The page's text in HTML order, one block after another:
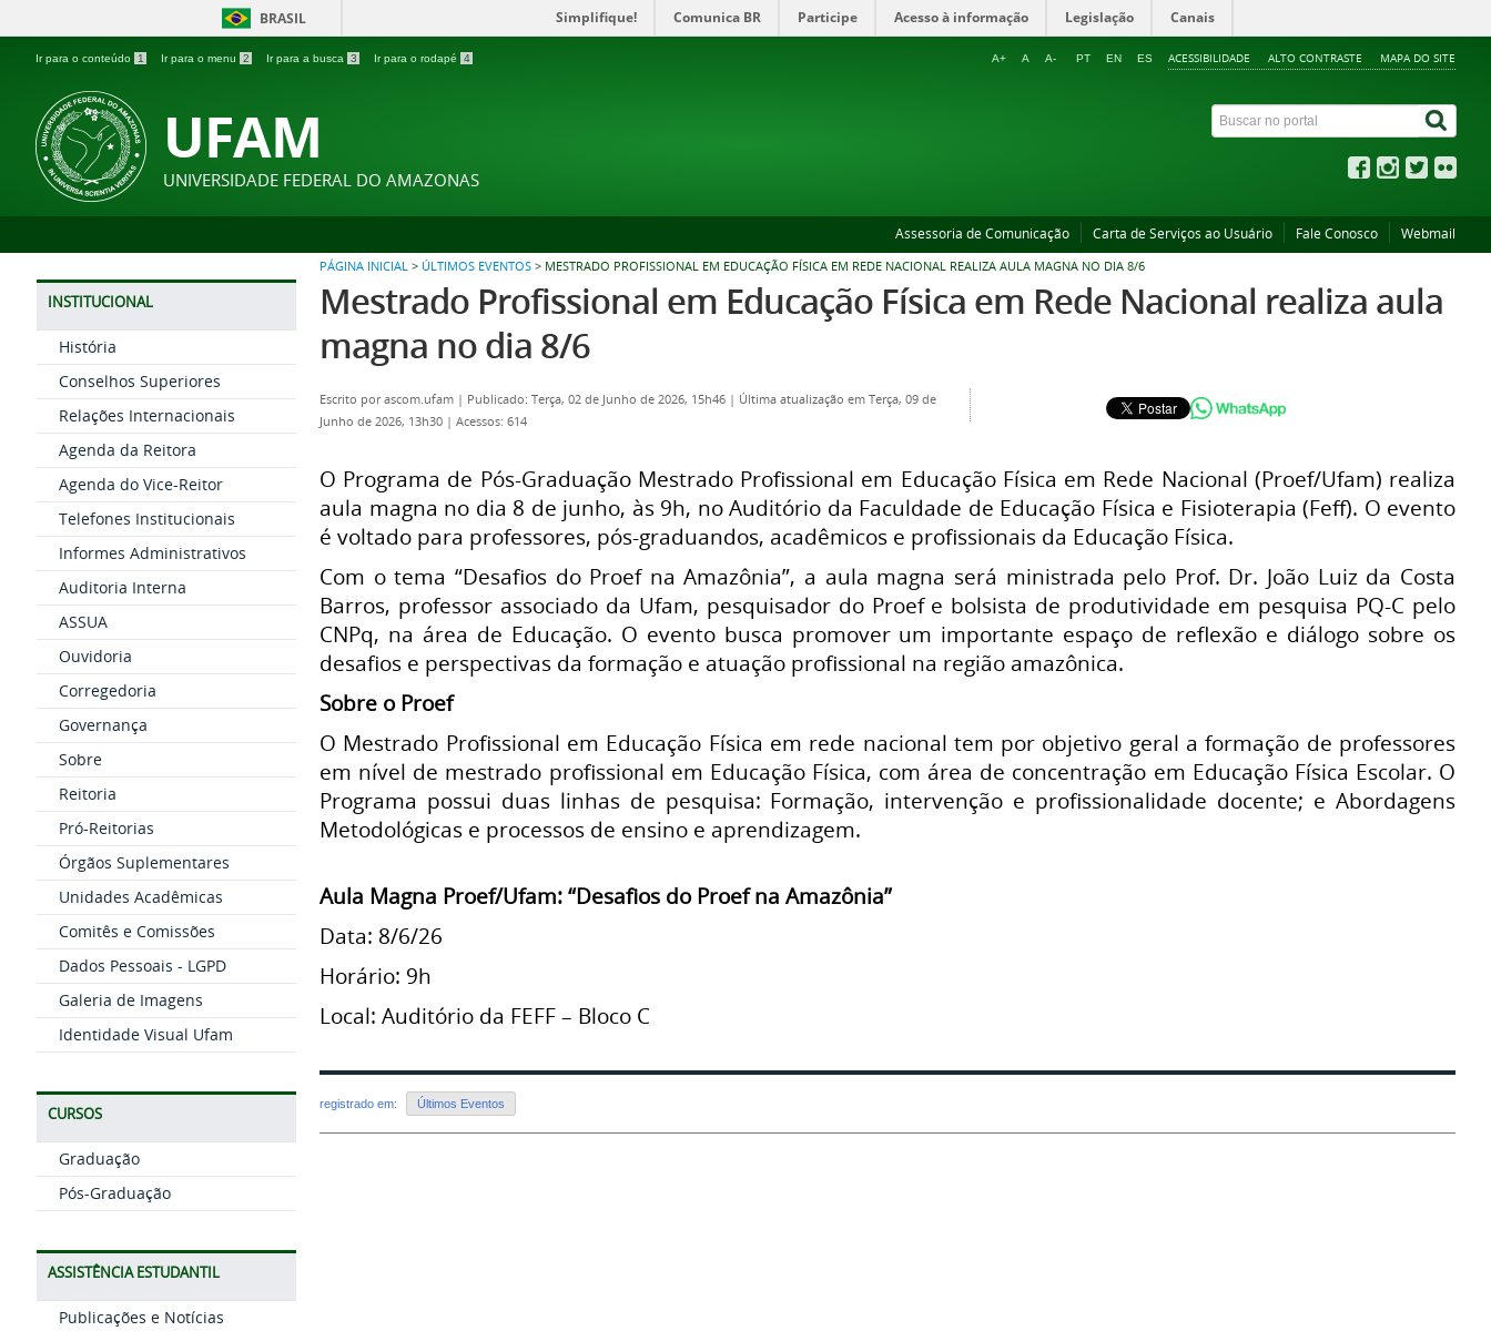
BRASIL Simplifique! Comunica BR Participe Acesso à informação Legislação Canais
Ir para o conteúdo 1 Ir para o menu 2 Ir para a busca 3 Ir para o rodapé 4 ACESSIBILIDADE ALTO CONTRASTE MAPA DO SITE
A+ A A- PT EN ES
UFAM
UNIVERSIDADE FEDERAL DO AMAZONAS
Assessoria de Comunicação Carta de Serviços ao Usuário Fale Conosco Webmail
PÁGINA INICIAL > ÚLTIMOS EVENTOS > MESTRADO PROFISSIONAL EM EDUCAÇÃO FÍSICA EM REDE NACIONAL REALIZA AULA MAGNA NO DIA 8/6
INSTITUCIONAL
História
Conselhos Superiores
Relações Internacionais
Agenda da Reitora
Agenda do Vice-Reitor
Telefones Institucionais
Informes Administrativos
Auditoria Interna
ASSUA
Ouvidoria
Corregedoria
Governança
Sobre
Reitoria
Pró-Reitorias
Órgãos Suplementares
Unidades Acadêmicas
Comitês e Comissões
Dados Pessoais - LGPD
Galeria de Imagens
Identidade Visual Ufam
CURSOS
Graduação
Pós-Graduação
ASSISTÊNCIA ESTUDANTIL
Publicações e Notícias
Mestrado Profissional em Educação Física em Rede Nacional realiza aula
magna no dia 8/6
Escrito porascom.ufam | Publicado: Terça, 02 de Junho de 2026, 15h46 | Última atualização em Terça, 09 de
Junho de 2026, 13h30 | Acessos: 614
O Programa de Pós-Graduação Mestrado Profissional em Educação Física em Rede Nacional (Proef/Ufam) realiza
aula magna no dia 8 de junho, às 9h, no Auditório da Faculdade de Educação Física e Fisioterapia (Feff). O evento
é voltado para professores, pós-graduandos, acadêmicos e profissionais da Educação Física.
Com o tema “Desafios do Proef na Amazônia”, a aula magna será ministrada pelo Prof. Dr. João Luiz da Costa
Barros, professor associado da Ufam, pesquisador do Proef e bolsista de produtividade em pesquisa PQ-C pelo
CNPq, na área de Educação. O evento busca promover um importante espaço de reflexão e diálogo sobre os
desafios e perspectivas da formação e atuação profissional na região amazônica.
Sobre o Proef
O Mestrado Profissional em Educação Física em rede nacional tem por objetivo geral a formação de professores
em nível de mestrado profissional em Educação Física, com área de concentração em Educação Física Escolar. O
Programa possui duas linhas de pesquisa: Formação, intervenção e profissionalidade docente; e Abordagens
Metodológicas e processos de ensino e aprendizagem.
Aula Magna Proef/Ufam: “Desafios do Proef na Amazônia”
Data: 8/6/26
Horário: 9h
Local: Auditório da FEFF – Bloco C
registrado em: Últimos Eventos